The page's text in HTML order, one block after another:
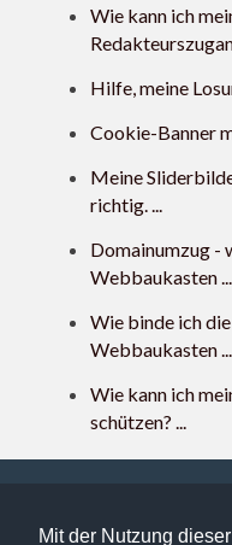
Mit der Nutzung
Wie kann ich
Hilfe, meine
Cookie-Banner
Meine
richtig. ...
Domainumzug -
Webbaukasten ...
Wie binde ich
Webbaukasten ...
Wie kann ich
schützen? ...
343 users online |